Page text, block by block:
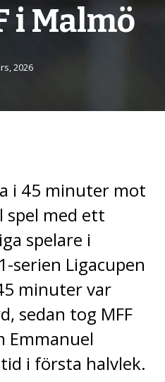
i Malmö
2026
i 45 minuter mot
spel med ett
spelare i
serien Ligacupen
minuter var
sedan tog MFF
Emmanuel
i första halvlek.